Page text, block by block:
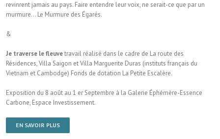
revinrent jamais au pays. Faire entendre leur voix, ne serait-ce que par un
murmure… Le Murmure des Égarés.
&
Je traverse le fleuvetravail réalisé dans le cadre de La route des
Résidences, Villa Saigon et Villa Marguerite Duras (instituts français du
Vietnam et Cambodge) Fonds de dotation La Petite Escalère.
Exposition du 8 août au 1 er Septembre à la Galerie Éphémère-Essence
Carbone, Espace Investissement.
EN SAVOIR PLUS